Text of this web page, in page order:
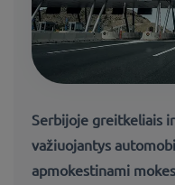
Serbijoje greitkeliais
važiuojantys
apmokestinami